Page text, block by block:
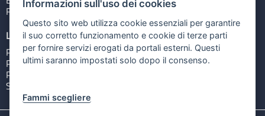
Rubrica
Link utili
Portale Istituzionale
PO FESR Puglia 2014-2020
PSR Puglia 2014-2020
Sistema Puglia
Informazioni sull'uso dei cookies
Questo sito web utilizza cookie essenziali per garantire
il suo corretto funzionamento e cookie di terze parti
per fornire servizi erogati da portali esterni. Questi
ultimi saranno impostati solo dopo il consenso.
Fammi scegliere